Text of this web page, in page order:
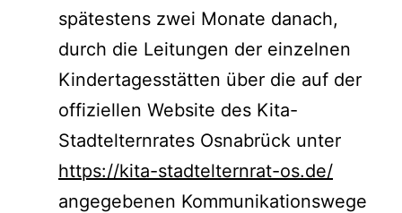
spätestens zwei Monate danach,
durch die Leitungen der einzelnen
Kindertagesstätten über die auf der
offiziellen Website des Kita-
Stadtelternrates Osnabrück unter
https://kita-stadtelternrat-os.de/
angegebenen Kommunikationswege